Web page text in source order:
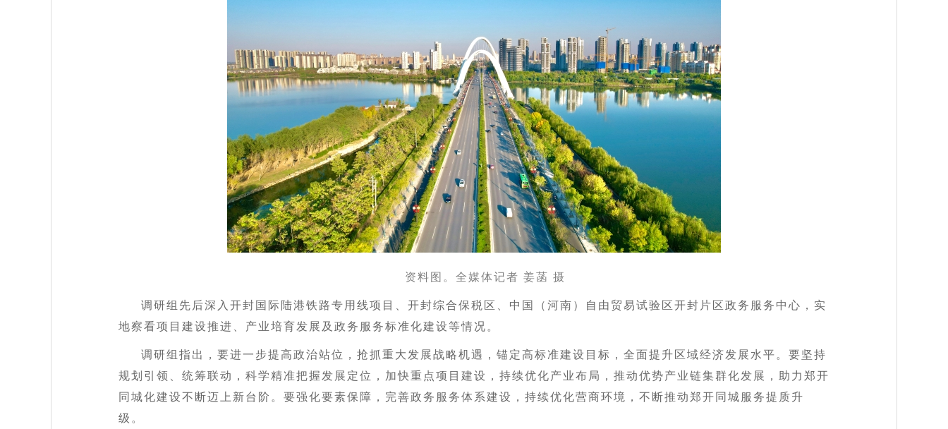
资料图。全媒体记者 姜菡 摄
调研组先后深入开封国际陆港铁路专用线项目、开封综合保税区、中国（河南）自由贸易试验区开封片区政务服务中心，实
地察看项目建设推进、产业培育发展及政务服务标准化建设等情况。
调研组指出，要进一步提高政治站位，抢抓重大发展战略机遇，锚定高标准建设目标，全面提升区域经济发展水平。要坚持
规划引领、统筹联动，科学精准把握发展定位，加快重点项目建设，持续优化产业布局，推动优势产业链集群化发展，助力郑开
同城化建设不断迈上新台阶。要强化要素保障，完善政务服务体系建设，持续优化营商环境，不断推动郑开同城服务提质升
级。